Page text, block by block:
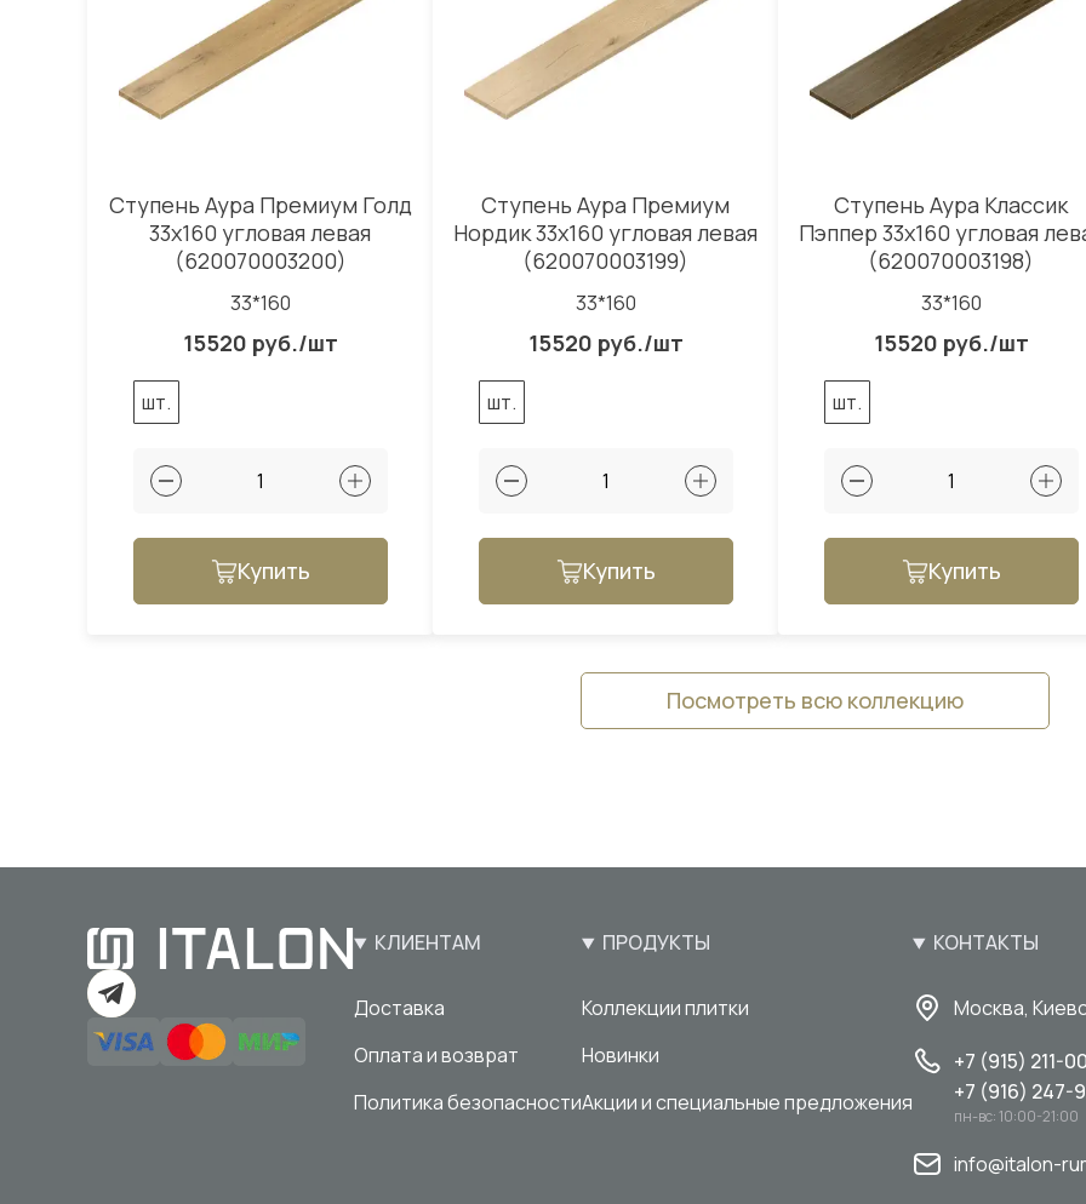
Ступень Аура Премиум Голд
33x160 угловая левая
(620070003200)
33*160
15520 руб./шт
шт.
Купить
Ступень Аура Премиум
Нордик 33x160 угловая левая
(620070003199)
33*160
15520 руб./шт
шт.
Купить
Ступень Аура Классик
Пэппер 33x160 угловая
(620070003198)
33*160
15520 руб./шт
шт.
Купить
Посмотреть всю коллекцию
КЛИЕНТАМ
Доставка
Оплата и возврат
Политика безопасности
ПРОДУКТЫ
Коллекции плитки
Новинки
Акции и специальные предложения
КОНТАКТЫ
Москва,
+7 (915) 211-
+7 (916) 247-
пн-вс: 10:00-21:00
info@italon-